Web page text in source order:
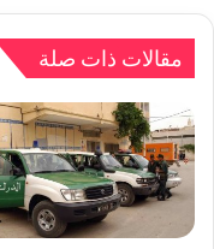
مقالات ذات صلة